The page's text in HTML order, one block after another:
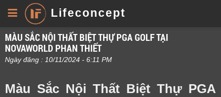
Lifeconcept
MÀU SẮC NỘI THẤT BIỆT THỰ PGA GOLF TẠI
NOVAWORLD PHAN THIẾT
Ngày đăng : 10/11/2024 - 6:11 PM
Màu Sắc Nội Thất Biệt Thự PGA